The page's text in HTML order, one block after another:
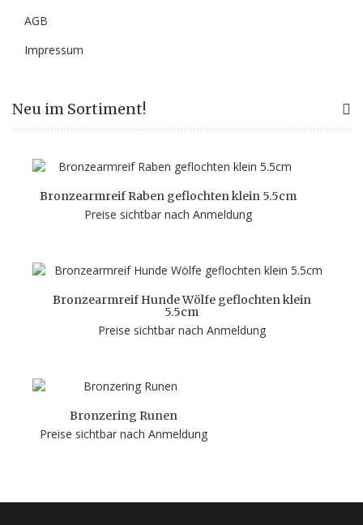
AGB
Impressum
Neu im Sortiment!
Bronzearmreif Raben geflochten klein 5.5cm
Preise sichtbar nach Anmeldung
Bronzearmreif Hunde Wölfe geflochten klein
5.5cm
Preise sichtbar nach Anmeldung
Bronzering Runen
Preise sichtbar nach Anmeldung